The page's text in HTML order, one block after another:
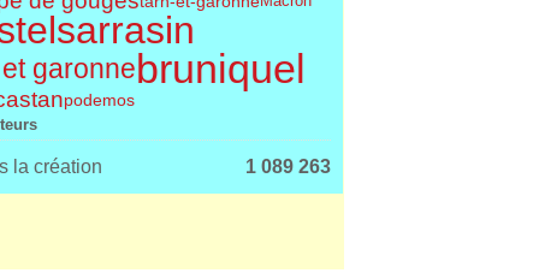
garonnebruniquel
podemos
la création 1 089 263